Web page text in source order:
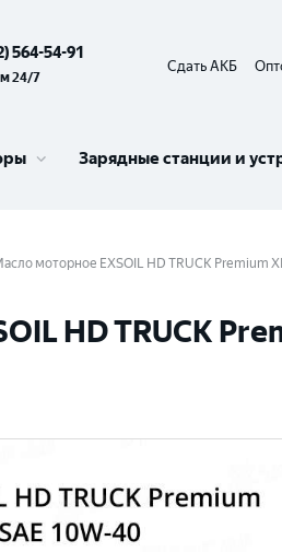
564-54-91
24/7
Сдать АКБ
Зарядные станции и
моторное EXSOIL HD TRUCK Premium
HD TRUCK